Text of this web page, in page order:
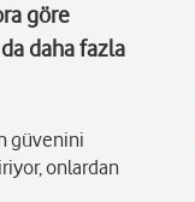
göre
daha fazla
güvenini
onlardan